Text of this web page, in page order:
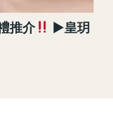
推介
►皇玥